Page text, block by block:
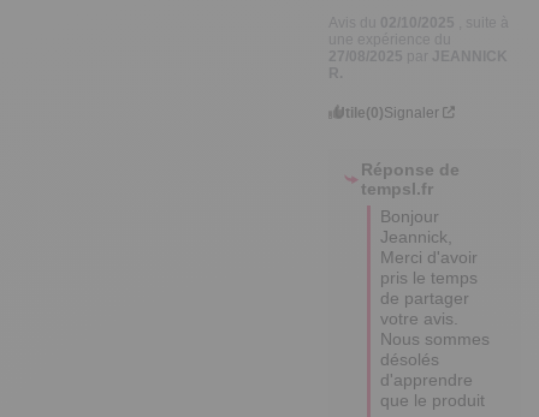
02/10/2025
27/08/2025
JEANNICK
R.
Utile(0)Signaler
Réponse de
tempsl.fr
Bonjour
Jeannick,
Merci d'avoir
pris le temps
de partager
votre avis.
Nous sommes
désolés
d'apprendre
que le produit